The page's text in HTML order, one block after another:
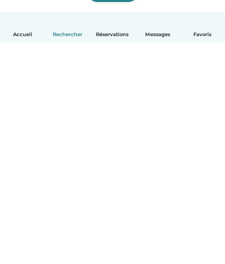
Accueil Rechercher Réservations Messages Favoris